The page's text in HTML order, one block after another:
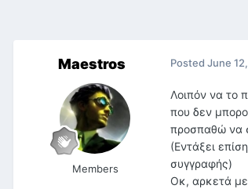
Maestros
Members
Posted June
Λοιπόν να το
που δεν
προσπαθώ να
(Εντάξει
συγγραφής)
Οκ, αρκετά